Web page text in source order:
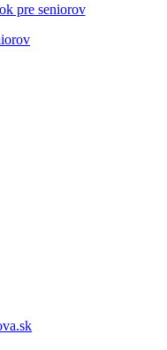
pre seniorov